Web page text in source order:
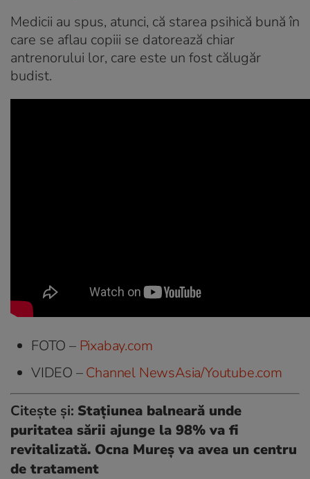
Medicii au spus, atunci, că starea psihică bună în
care se aflau copiii se datorează chiar
antrenorului lor, care este un fost călugăr
budist.
FOTO – Pixabay.com
VIDEO –Channel NewsAsia/Youtube.com
Citește și: Stațiunea balneară unde
puritatea sării ajunge la 98% va fi
revitalizată. Ocna Mureș va avea un centru
de tratament